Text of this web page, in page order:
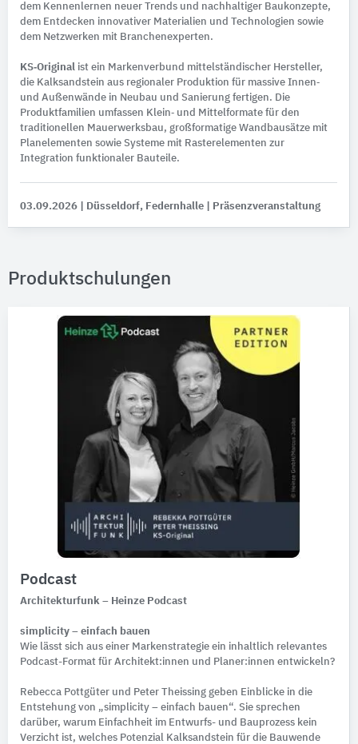
dem Kennenlernen neuer Trends und nachhaltiger Baukonzepte,
dem Entdecken innovativer Materialien und Technologien sowie
dem Netzwerken mit Branchenexperten.
KS‑Original ist ein Markenverbund mittelständischer Hersteller,
die Kalksandstein aus regionaler Produktion für massive Innen‑
und Außenwände in Neubau und Sanierung fertigen. Die
Produktfamilien umfassen Klein‑ und Mittelformate für den
traditionellen Mauerwerksbau, großformatige Wandbausätze mit
Planelementen sowie Systeme mit Rasterelementen zur
Integration funktionaler Bauteile.
03.09.2026 | Düsseldorf, Federnhalle | Präsenzveranstaltung
Produktschulungen
Podcast
Architekturfunk – Heinze Podcast
simplicity – einfach bauen
Wie lässt sich aus einer Markenstrategie ein inhaltlich relevantes
Podcast-Format für Architekt:innen und Planer:innen entwickeln?
Rebecca Pottgüter und Peter Theissing geben Einblicke in die
Entstehung von „simplicity – einfach bauen“. Sie sprechen
darüber, warum Einfachheit im Entwurfs- und Bauprozess kein
Verzicht ist, welches Potenzial Kalksandstein für die Bauwende